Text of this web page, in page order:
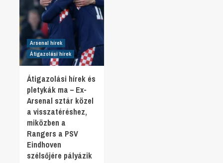
Arsenal hírek
Átigazolási hírek
Átigazolási hírek és
pletykák ma – Ex-
Arsenal sztár közel
a visszatéréshez,
miközben a
Rangers a PSV
Eindhoven
szélsőjére pályázik